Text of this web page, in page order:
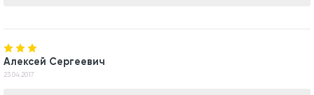
Алексей Сергеевич
23.04.2017